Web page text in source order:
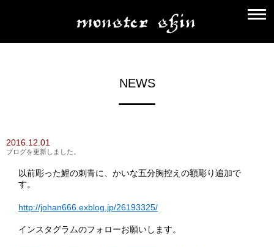
NEWS
2016.12.01
ブログを更新しました。
以前彫った鯉の刺青に、かいな五分胸控えの額彫り追加で
す。
http://johan666.exblog.jp/26193325/
インスタグラムのフォローお願いします。